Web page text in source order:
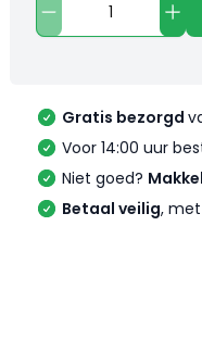
Gratis bezorgd
Voor 14:00 uur
Niet goed?
Betaal veilig,